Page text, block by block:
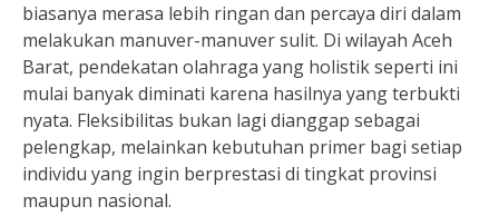
biasanya merasa lebih ringan dan percaya diri dalam
melakukan manuver-manuver sulit. Di wilayah Aceh
Barat, pendekatan olahraga yang holistik seperti ini
mulai banyak diminati karena hasilnya yang terbukti
nyata. Fleksibilitas bukan lagi dianggap sebagai
pelengkap, melainkan kebutuhan primer bagi setiap
individu yang ingin berprestasi di tingkat provinsi
maupun nasional.